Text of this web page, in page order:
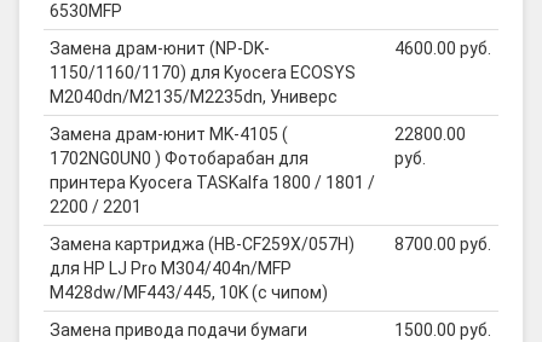
6530MFP
Замена драм-юнит (NP-DK-
1150/1160/1170) для Kyocera ECOSYS
M2040dn/M2135/M2235dn, Универс
4600.00 руб.
Замена драм-юнит MK-4105 (
1702NG0UN0 ) Фотобарабан для
принтера Kyocera TASKalfa 1800 / 1801 /
2200 / 2201
22800.00
руб.
Замена картриджа (HB-CF259X/057H)
для HP LJ Pro M304/404n/MFP
M428dw/MF443/445, 10K (с чипом)
8700.00 руб.
Замена привода подачи бумаги
1500.00 руб.